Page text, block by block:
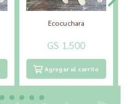
Ecocuchara
GS 1.500
Agregar al carrito